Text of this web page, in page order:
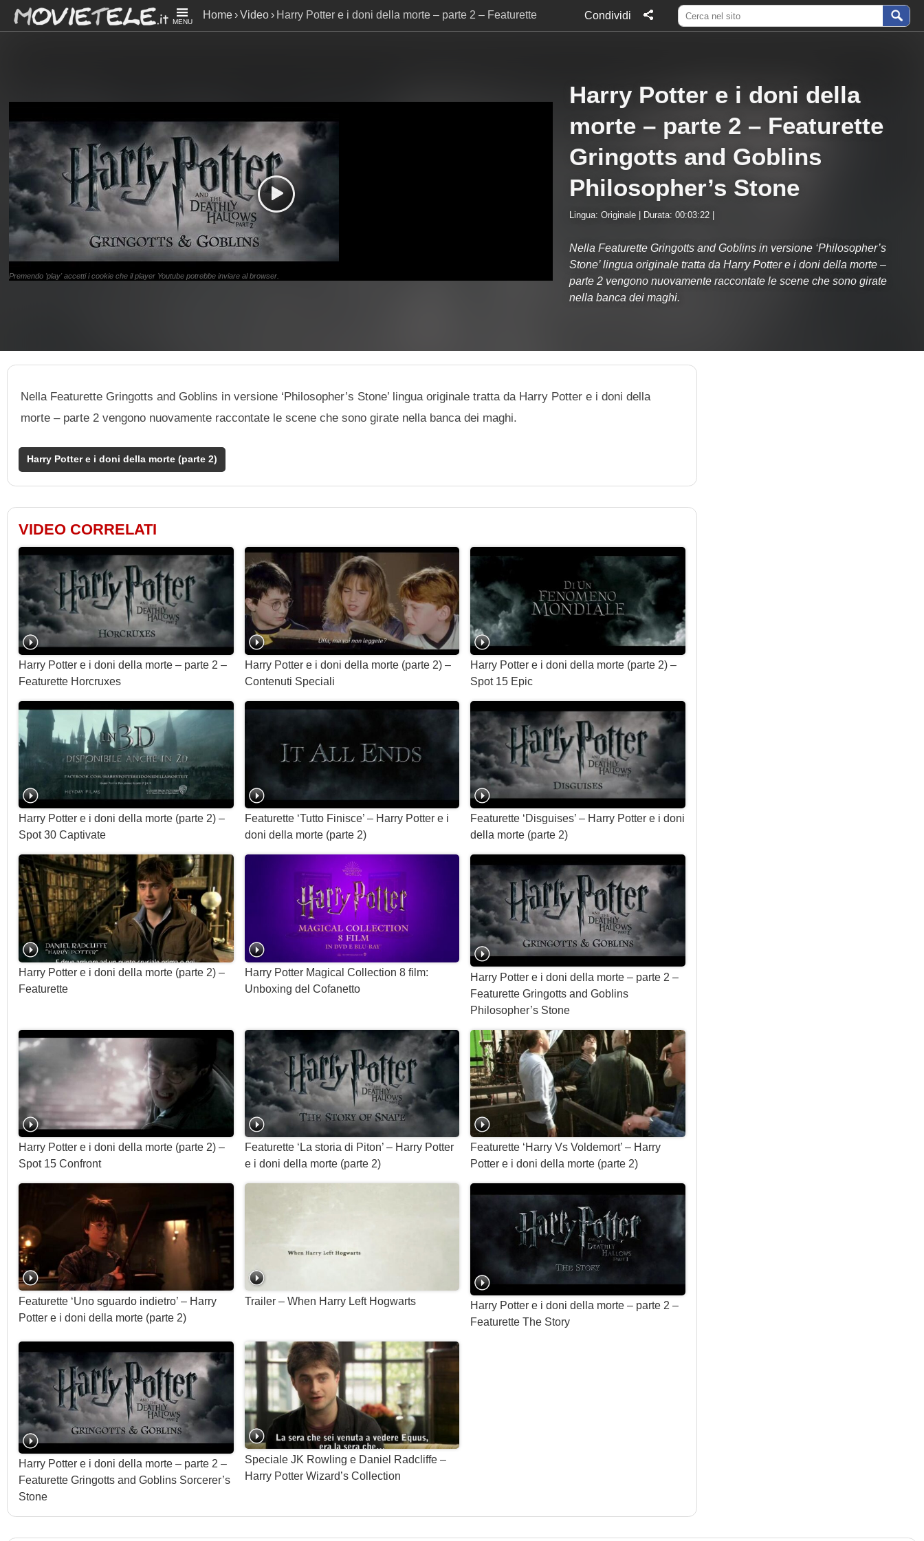
MENU
Home Video
Harry Potter e i doni della morte – parte 2 – Featurette
Gringotts and Goblins Philosopher’s Stone
Condividi
Premendo 'play' accetti i cookie che il player Youtube potrebbe inviare al browser.
Harry Potter e i doni della
morte – parte 2 – Featurette
Gringotts and Goblins
Philosopher’s Stone
Lingua: Originale | Durata: 00:03:22 |
Nella Featurette Gringotts and Goblins in versione ‘Philosopher’s
Stone’ lingua originale tratta da Harry Potter e i doni della morte –
parte 2 vengono nuovamente raccontate le scene che sono girate
nella banca dei maghi.
Nella Featurette Gringotts and Goblins in versione ‘Philosopher’s Stone’ lingua originale tratta da Harry Potter e i doni della
morte – parte 2 vengono nuovamente raccontate le scene che sono girate nella banca dei maghi.
Harry Potter e i doni della morte (parte 2)
VIDEO CORRELATI
Harry Potter e i doni della morte – parte 2 –
Featurette Horcruxes
Harry Potter e i doni della morte (parte 2) –
Contenuti Speciali
Harry Potter e i doni della morte (parte 2) –
Spot 15 Epic
Harry Potter e i doni della morte (parte 2) –
Spot 30 Captivate
Featurette ‘Tutto Finisce’ – Harry Potter e i
doni della morte (parte 2)
Featurette ‘Disguises’ – Harry Potter e i doni
della morte (parte 2)
Harry Potter e i doni della morte (parte 2) –
Featurette
Harry Potter Magical Collection 8 film:
Unboxing del Cofanetto
Harry Potter e i doni della morte – parte 2 –
Featurette Gringotts and Goblins
Philosopher’s Stone
Harry Potter e i doni della morte (parte 2) –
Spot 15 Confront
Featurette ‘La storia di Piton’ – Harry Potter
e i doni della morte (parte 2)
Featurette ‘Harry Vs Voldemort’ – Harry
Potter e i doni della morte (parte 2)
Featurette ‘Uno sguardo indietro’ – Harry
Potter e i doni della morte (parte 2)
Trailer – When Harry Left Hogwarts
Harry Potter e i doni della morte – parte 2 –
Featurette The Story
Harry Potter e i doni della morte – parte 2 –
Featurette Gringotts and Goblins Sorcerer’s
Stone
Speciale JK Rowling e Daniel Radcliffe –
Harry Potter Wizard’s Collection